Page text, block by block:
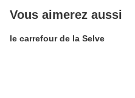
Vous aimerez aussi
le carrefour de la Selve